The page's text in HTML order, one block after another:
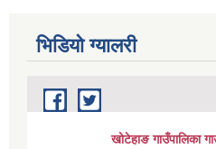
भिडियाे ग्यालरी